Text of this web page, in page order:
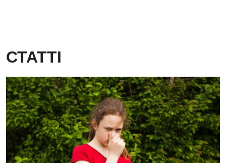
СТАТТІ